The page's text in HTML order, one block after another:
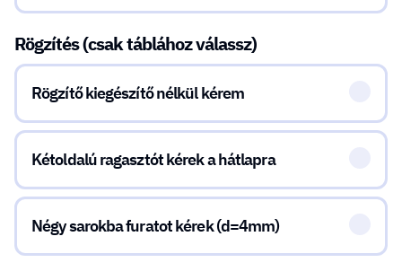
Rögzítés (csak táblához válassz)
Rögzítő kiegészítő nélkül kérem
Kétoldalú ragasztót kérek a hátlapra
Négy sarokba furatot kérek (d=4mm)